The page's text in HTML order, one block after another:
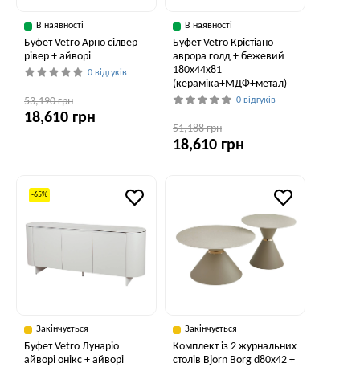
В наявності
Буфет Vetro Арно сілвер
рівер + айворі
0 відгуків
53,190 грн
18,610 грн
В наявності
Буфет Vetro Крістіано
аврора голд + бежевий
180x44x81
(кераміка+МДФ+метал)
0 відгуків
51,188 грн
18,610 грн
-65%
Закінчується
Буфет Vetro Лунаріо
айворі онікс + айворі
Закінчується
Комплект із 2 журнальних
столів Bjorn Borg d80х42 +